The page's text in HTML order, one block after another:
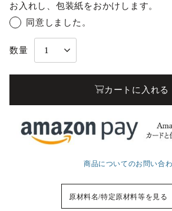
お入れし、包装紙をおかけします。
同意しました。
カートに入れる
商品についてのお問い合
原材料名/特定原材料等を見る